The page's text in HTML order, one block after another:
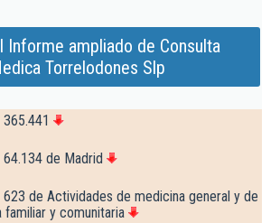
Informe ampliado de Consulta
Torrelodones Slp
64.134 de Madrid
623 de Actividades de medicina general y de
familiar y comunitaria